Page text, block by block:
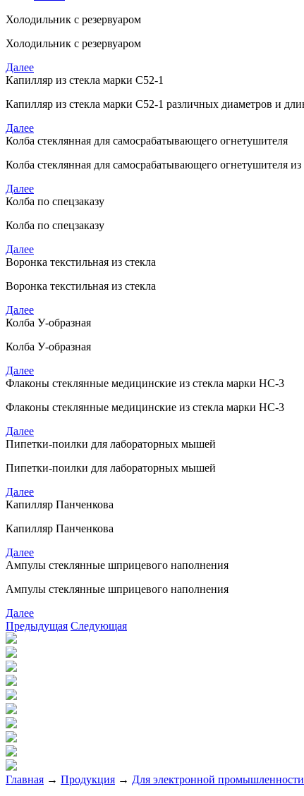
Холодильник с резервуаром
Холодильник с резервуаром
Далее
Капилляр из стекла марки С52-1
Капилляр из стекла марки С52-1 различных диаметров и
Далее
Колба стеклянная для самосрабатывающего огнетушителя
Колба стеклянная для самосрабатывающего огнетушителя
Далее
Колба по спецзаказу
Колба по спецзаказу
Далее
Воронка текстильная из стекла
Воронка текстильная из стекла
Далее
Колба У-образная
Колба У-образная
Далее
Флаконы стеклянные медицинские из стекла марки НС-3
Флаконы стеклянные медицинские из стекла марки НС-3
Далее
Пипетки-поилки для лабораторных мышей
Пипетки-поилки для лабораторных мышей
Далее
Капилляр Панченкова
Капилляр Панченкова
Далее
Ампулы стеклянные шприцевого наполнения
Ампулы стеклянные шприцевого наполнения
Далее
Предыдущая Следующая
Главная → Продукция → Для электронной промышленности